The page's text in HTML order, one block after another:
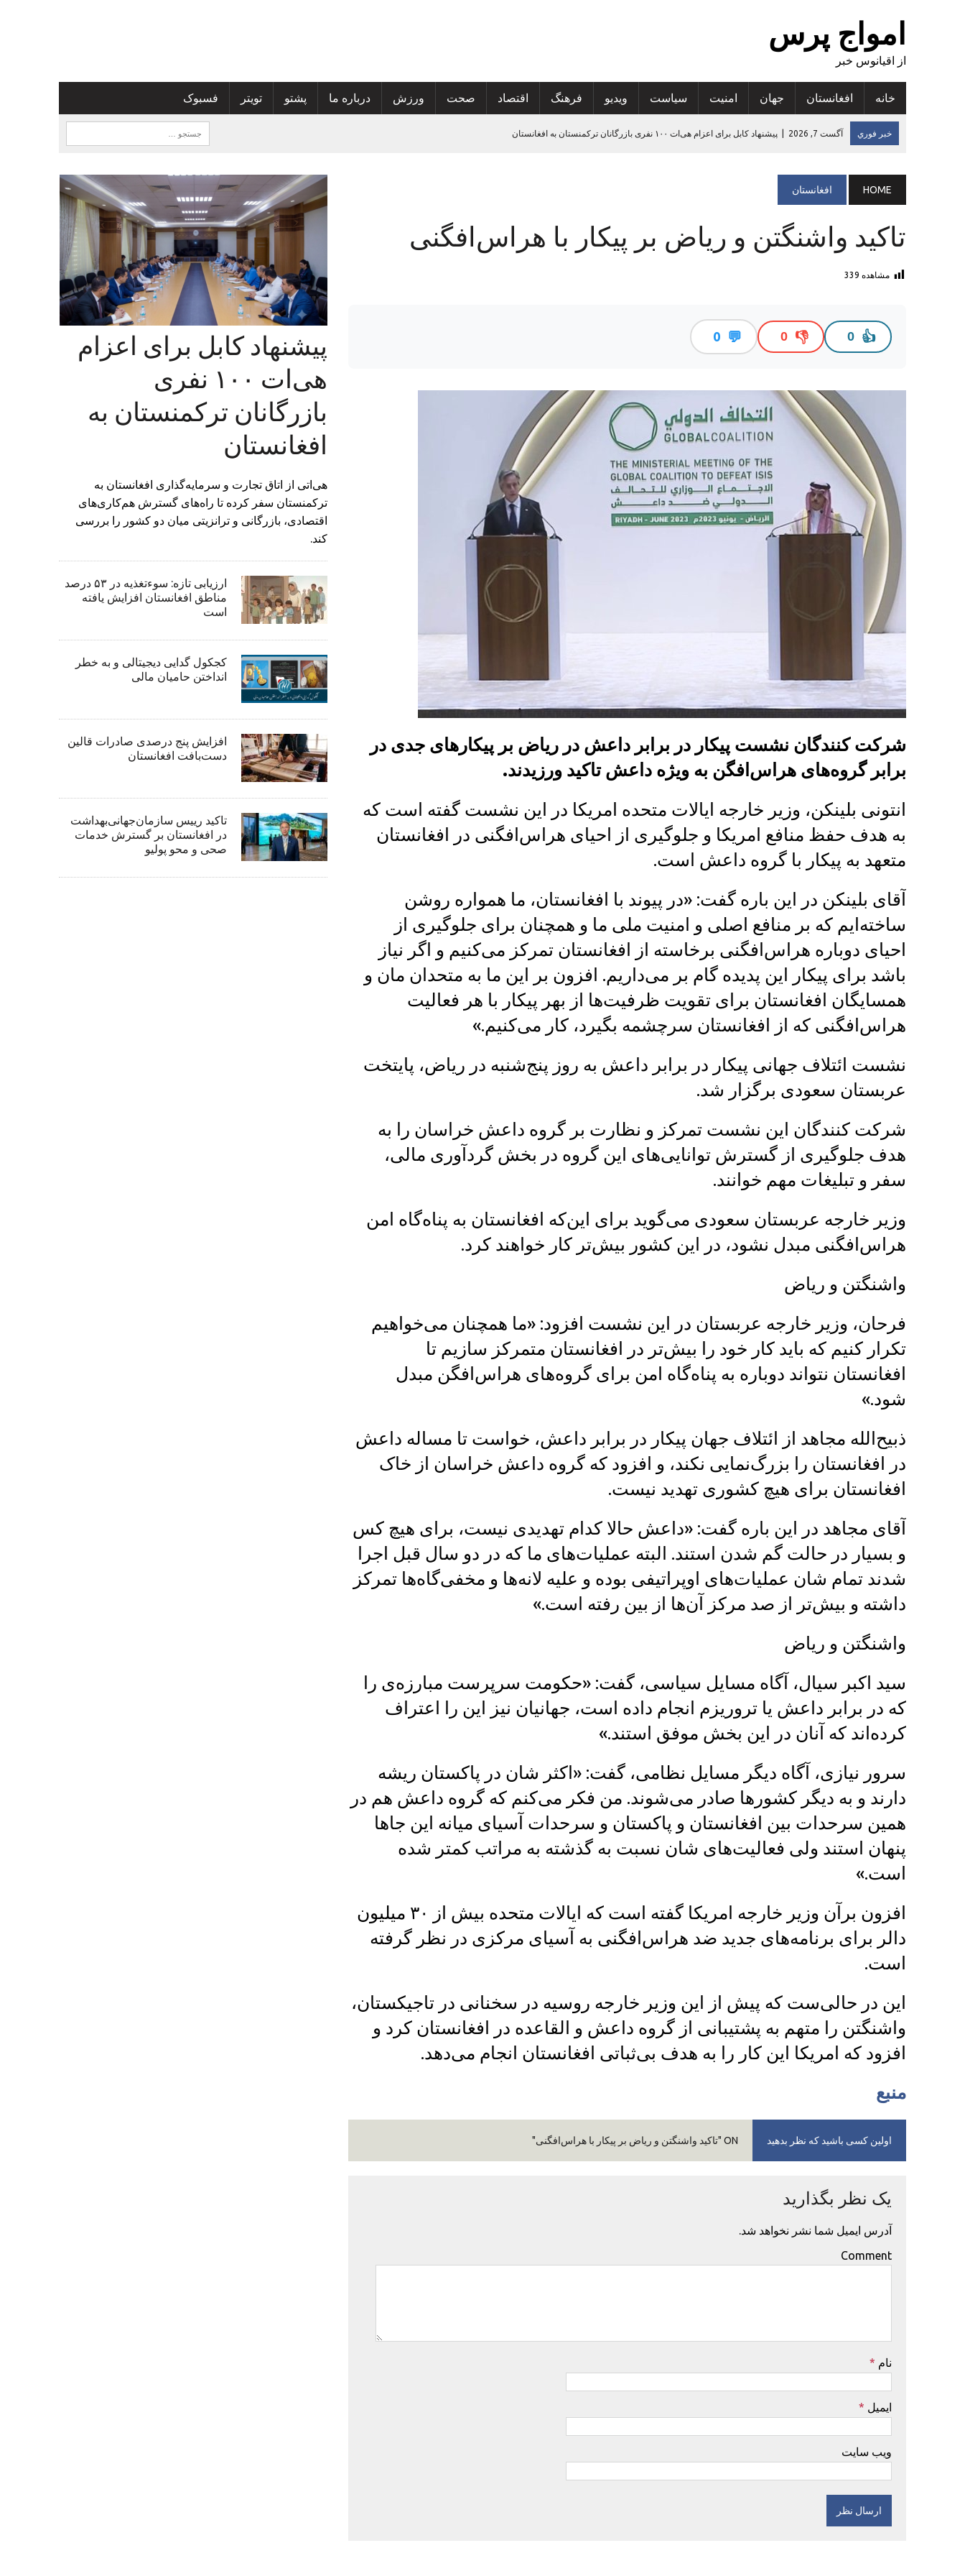
امواج پرس
از اقیانوس خبر
خانه افغانستان جهان امنيت سياست ویدیو فرهنگ اقتصاد صحت ورزش درباره ما پشتو تویتر فسبوک
خبر فوري آگست 7, 2026 ارزیابی تازه: سوءتغذیه در ۵۳ درصد مناطق افغانستان افزایش یافته است
آگست 6, 2026 | تاکید رییس سازمان‌جهانی‌بهداشت در افغانستان بر گسترش خدمات صحی و محو پولیو
آگست 7, 2026 | پیشنهاد کابل برای اعزام هی‌ات ۱۰۰ نفری بازرگانان ترکمنستان به افغانستان
HOME افغانستان
تاکید واشنگتن و ریاض بر پیکار با هراس‌افگنی
مشاهده 339
👍
0
👎
0
💬
0
شرکت کنندگان نشست پیکار در برابر داعش در ریاض بر پیکارهای جدی در
برابر گروه‌های هراس‌افگن به ویژه داعش تاکید ورزیدند.
انتونی بلینکن، وزیر خارجه ایالات متحده امریکا در این نشست گفته است که
به هدف حفظ منافع امریکا و جلوگیری از احیای هراس‌افگنی در افغانستان
متعهد به پیکار با گروه داعش است.
آقای بلینکن در این باره گفت: «در پیوند با افغانستان، ما همواره روشن
ساخته‌ایم که بر منافع اصلی و امنیت ملی ما و همچنان برای جلوگیری از
احیای دوباره هراس‌افگنی برخاسته از افغانستان تمرکز می‌کنیم و اگر نیاز
باشد برای پیکار این پدیده گام بر می‌داریم. افزون بر این ما به متحدان مان و
همسایگان افغانستان برای تقویت ظرفیت‌ها از بهر پیکار با هر فعالیت
هراس‌افگنی که از افغانستان سرچشمه بگیرد، کار می‌کنیم.»
نشست ائتلاف جهانی پیکار در برابر داعش به روز پنج‌شنبه در ریاض، پایتخت
عربستان سعودی برگزار شد.
شرکت کنندگان این نشست تمرکز و نظارت بر گروه داعش خراسان را به
هدف جلوگیری از گسترش توانایی‌های این گروه در بخش گردآوری مالی،
سفر و تبلیغات مهم خوانند.
وزیر خارجه عربستان سعودی می‌گوید برای این‌که افغانستان به پناه‌گاه امن
هراس‌افگنی مبدل نشود، در این کشور بیش‌تر کار خواهند کرد.
واشنگتن و ریاض
فرحان، وزیر خارجه عربستان در این نشست افزود: «ما همچنان می‌خواهیم
تکرار کنیم که باید کار خود را بیش‌تر در افغانستان متمرکز سازیم تا
افغانستان نتواند دوباره به پناه‌گاه امن برای گروه‌های هراس‌افگن مبدل
شود.»
ذبیح‌الله مجاهد از ائتلاف جهان پیکار در برابر داعش، خواست تا مساله داعش
در افغانستان را بزرگ‌نمایی نکند، و افزود که گروه داعش خراسان از خاک
افغانستان برای هیچ کشوری تهدید نیست.
آقای مجاهد در این باره گفت: «داعش حالا کدام تهدیدی نیست، برای هیچ کس
و بسیار در حالت گم شدن استند. البته عملیات‌های ما که در دو سال قبل اجرا
شدند تمام شان عملیات‌های اوپراتیفی بوده و علیه لانه‌ها و مخفی‌گاه‌ها تمرکز
داشته و بیش‌تر از صد مرکز آن‌ها از بین رفته است.»
واشنگتن و ریاض
سید اکبر سیال، آگاه مسایل سیاسی، گفت: «حکومت سرپرست مبارزه‌‌ی را
که در برابر داعش یا تروریزم انجام داده است، جهانیان نیز این را اعتراف
کرده‌اند که آنان در این بخش موفق استند.»
سرور نیازی، آگاه دیگر مسایل نظامی، گفت: «اکثر شان در پاکستان ریشه
دارند و به دیگر کشورها صادر می‌شوند. من فکر می‌کنم که گروه داعش هم در
همین سرحدات بین افغانستان و پاکستان و سرحدات آسیای میانه این جاها
پنهان استند ولی فعالیت‌های شان نسبت به گذشته به مراتب کمتر شده
است.»
افزون برآن وزیر خارجه امریکا گفته است که ایالات متحده بیش از ۳۰ میلیون
دالر برای برنامه‌های جدید ضد هراس‌افگنی به آسیای مرکزی در نظر گرفته
است.
این در حالی‌ست که پیش از این وزیر خارجه روسیه در سخنانی در تاجیکستان،
واشنگتن را متهم به پشتیبانی از گروه داعش و القاعده در افغانستان کرد و
افزود که امریکا این کار را به هدف بی‌ثباتی افغانستان انجام می‌دهد.
منبع
اولین کسی باشید که نظر بدهید ON "تاکید واشنگتن و ریاض بر پیکار با هراس‌افگنی"
یک نظر بگذارید
آدرس ایمیل شما نشر نخواهد شد.
Comment
نام *
ایمیل *
ویب سایت
پیشنهاد کابل برای اعزام
هی‌ات ۱۰۰ نفری
بازرگانان ترکمنستان به
افغانستان
هی‌اتی از اتاق تجارت و سرمایه‌گذاری افغانستان به
ترکمنستان سفر کرده تا راه‌های گسترش هم‌کاری‌های
اقتصادی، بازرگانی و ترانزیتی میان دو کشور را بررسی
کند.
ارزیابی تازه: سوءتغذیه در ۵۳ درصد
مناطق افغانستان افزایش یافته
است
کجکول گدایی دیجیتالی و به خطر
انداختن حامیان مالی
افزایش پنج درصدی صادرات قالین
دست‌بافت افغانستان
تاکید رییس سازمان‌جهانی‌بهداشت
در افغانستان بر گسترش خدمات
صحی و محو پولیو